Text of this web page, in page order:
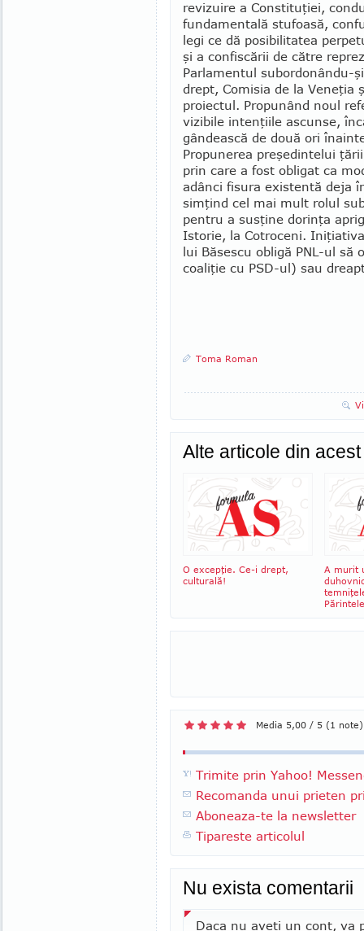
revizuire a Constituţiei,
fundamentală stufoasă,
legi ce dă posibi­li­tatea
şi a confiscării de către
Parla­men­tul subordonându-
drept, Comisia de la Veneţia
proiectul. Propunând noul
vizibile intenţiile ascunse,
gândească de două ori
Propunerea pre­şedintelui
prin care a fost obligat ca
adânci fisura existentă deja
simţind cel mai mult rolul
pentru a susţine dorinţa
Istorie, la Cotroceni.
lui Băsescu obligă PNL-ul
coaliţie cu PSD-ul) sau
Toma Roman
Alte articole din
O excepţie. Ce-i drept,
culturală!
A murit
Media 5,00 / 5 (1 note)
Trimite prin Yahoo!
Recomanda unui prieten
Aboneaza-te la newsletter
Tipareste articolul
Nu exista comentarii
Daca nu aveti un cont, va